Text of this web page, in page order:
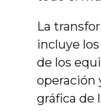
La
incluye
de los
operación
gráfica de